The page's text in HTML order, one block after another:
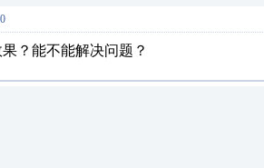
？能不能解决问题？